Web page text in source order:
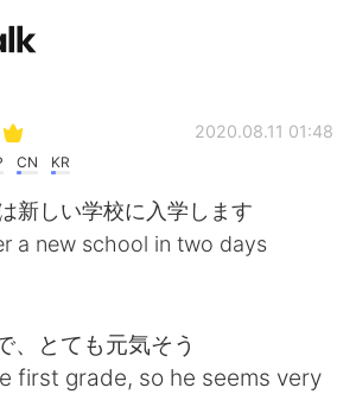
简体中文
CN KR
2020.08.11 01:48
新しい学校に入学します
a new school in two days
、とても元気そう
first grade, so he seems very